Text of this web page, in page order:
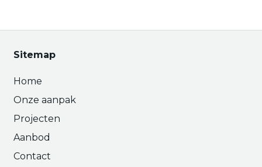
Sitemap
Home
Onze aanpak
Projecten
Aanbod
Contact